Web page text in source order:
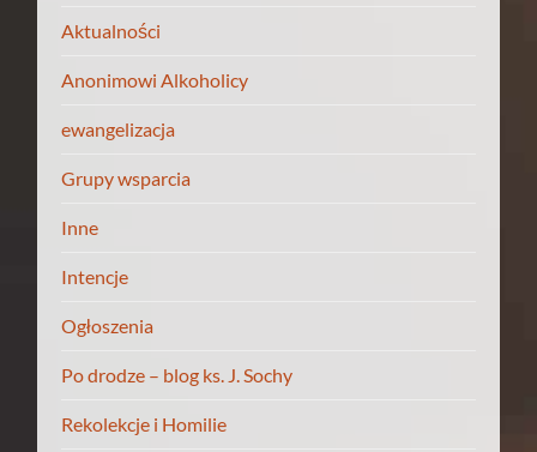
Aktualności
Anonimowi Alkoholicy
ewangelizacja
Grupy wsparcia
Inne
Intencje
Ogłoszenia
Po drodze – blog ks. J. Sochy
Rekolekcje i Homilie